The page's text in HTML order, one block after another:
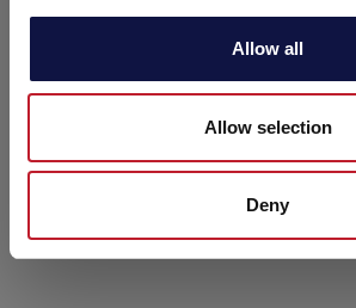
Allow all
Allow selection
Deny